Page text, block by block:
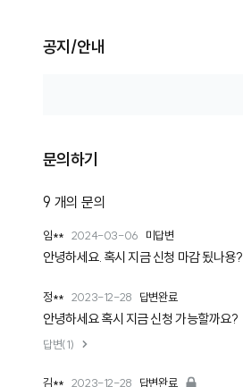
공지/안내
문의하기
9 개의 문의
임** 2024-03-06 미답변
안녕하세요. 혹시 지금 신청 마감 됬나용?
정** 2023-12-28 답변완료
안녕하세요 혹시 지금 신청 가능할까요?
답변(1)
김** 2023-12-28 답변완료